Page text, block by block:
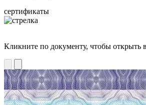
сертификаты
Кликните по документу, чтобы открыть